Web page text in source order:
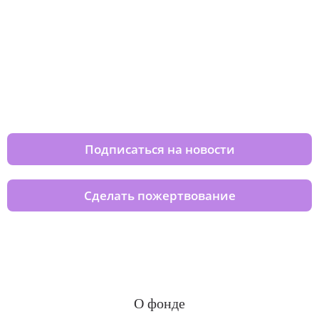
Подписаться на новости
Сделать пожертвование
О фонде